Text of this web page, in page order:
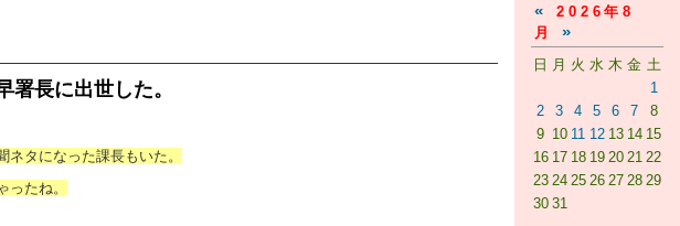
長に出世した。
タになった課長もいた。
たね。
« 2026年8
月
»
日 月 火 水 木 金 土
1
2
3 4 5 6 7
8
9 10 11 12 13 14 15
16 17 18 19 20 21 22
23 24 25 26 27 28 29
30 31